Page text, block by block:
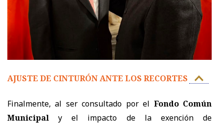
AJUSTE DE CINTURÓN ANTE LOS RECORTES
Finalmente, al ser consultado por el Fondo Común
Municipal y el impacto de la exención de